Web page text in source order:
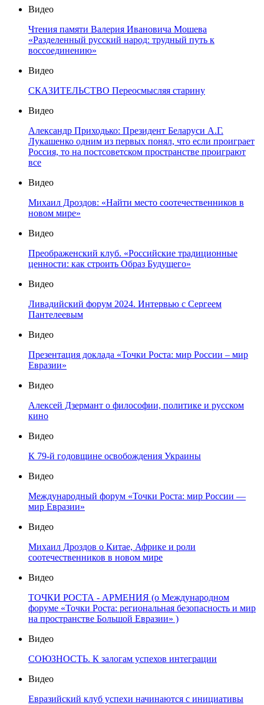
Видео
Чтения памяти Валерия Ивановича Мошева
«Разделенный русский народ: трудный путь к
воссоединению»
Видео
СКАЗИТЕЛЬСТВО Переосмысляя старину
Видео
Александр Приходько: Президент Беларуси А.Г.
Лукашенко одним из первых понял, что если проиграет
Россия, то на постсоветском пространстве проиграют
все
Видео
Михаил Дроздов: «Найти место соотечественников в
новом мире»
Видео
Преображенский клуб. «Российские традиционные
ценности: как строить Образ Будущего»
Видео
Ливадийский форум 2024. Интервью с Сергеем
Пантелеевым
Видео
Презентация доклада «Точки Роста: мир России – мир
Евразии»
Видео
Алексей Дзермант о философии, политике и русском
кино
Видео
К 79-й годовщине освобождения Украины
Видео
Международный форум «Точки Роста: мир России —
мир Евразии»
Видео
Михаил Дроздов о Китае, Африке и роли
соотечественников в новом мире
Видео
ТОЧКИ РОСТА - АРМЕНИЯ (о Международном
форуме «Точки Роста: региональная безопасность и мир
на пространстве Большой Евразии» )
Видео
СОЮЗНОСТЬ. К залогам успехов интеграции
Видео
Евразийский клуб успехи начинаются с инициативы